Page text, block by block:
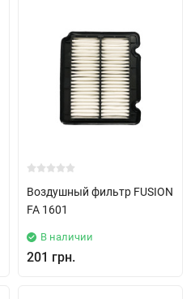
Воздушный фильтр FUSION
FA 1601
В наличии
201 грн.